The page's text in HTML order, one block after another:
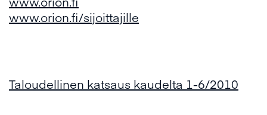
www.orion.fi/sijoittajille
Taloudellinen katsaus kaudelta 1-6/2010